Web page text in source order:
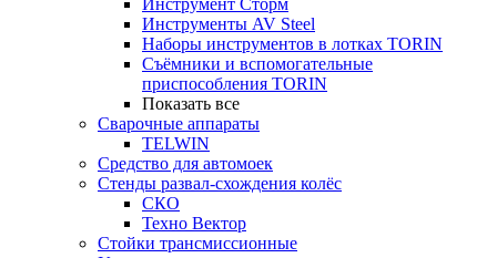
Инструмент Сторм
Инструменты AV Steel
Наборы инструментов в лотках TORIN
Съёмники и вспомогательные
приспособления TORIN
Показать все
Сварочные аппараты
TELWIN
Средство для автомоек
Стенды развал-схождения колёс
СКО
Техно Вектор
Стойки трансмиссионные